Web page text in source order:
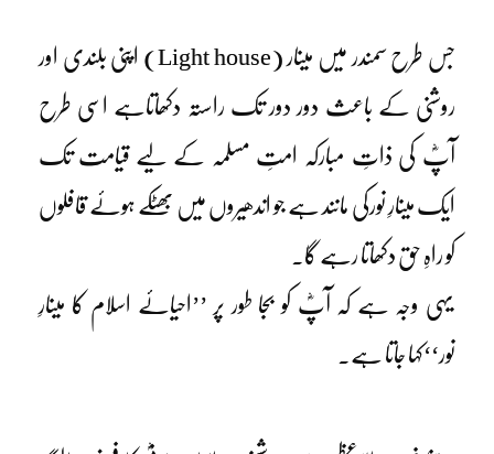
جس طرح سمندر میں مینار (Light house) اپنی بلندی اور
روشنی کے باعث دور دور تک راستہ دکھاتاہے اسی طرح
آپؓ کی ذاتِ مبارکہ امتِ مسلمہ کے لیے قیامت تک
ایک مینارِ نورکی مانند ہے جو اندھیروں میں بھٹکے ہوئے قافلوں
کو راہِ حق دکھاتا رہے گا۔
یہی وجہ ہے کہ آپؓ کو بجا طور پر ’’احیائے اسلام کا مینارِ
نور‘‘کہا جاتا ہے۔